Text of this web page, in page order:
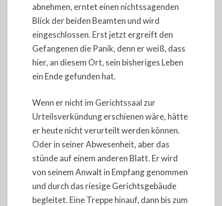
abnehmen, erntet einen nichtssagenden
Blick der beiden Beamten und wird
eingeschlossen. Erst jetzt ergreift den
Gefangenen die Panik, denn er weiß, dass
hier, an diesem Ort, sein bisheriges Leben
ein Ende gefunden hat.
Wenn er nicht im Gerichtssaal zur
Urteilsverkündung erschienen wäre, hätte
er heute nicht verurteilt werden können.
Oder in seiner Abwesenheit, aber das
stünde auf einem anderen Blatt. Er wird
von seinem Anwalt in Empfang genommen
und durch das riesige Gerichtsgebäude
begleitet. Eine Treppe hinauf, dann bis zum